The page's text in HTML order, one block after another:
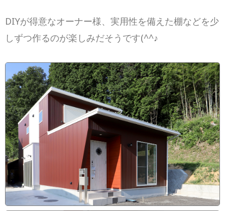
DIYが得意なオーナー様、実用性を備えた棚などを少
しずつ作るのが楽しみだそうです(^^♪